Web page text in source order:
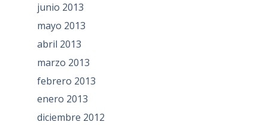
junio 2013
mayo 2013
abril 2013
marzo 2013
febrero 2013
enero 2013
diciembre 2012